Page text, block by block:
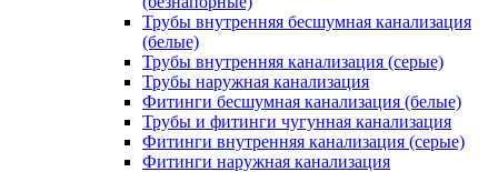
Трубы внутренняя бесшумная канализация
(белые)
Трубы внутренняя канализация (серые)
Трубы наружная канализация
Фитинги бесшумная канализация (белые)
Трубы и фитинги чугунная канализация
Фитинги внутренняя канализация (серые)
Фитинги наружная канализация